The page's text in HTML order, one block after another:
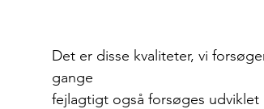
Det er disse kvaliteter, vi
gange
fejlagtigt også forsøges